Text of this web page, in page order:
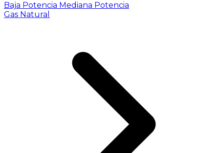
Baja Potencia Mediana Potencia
Gas Natural